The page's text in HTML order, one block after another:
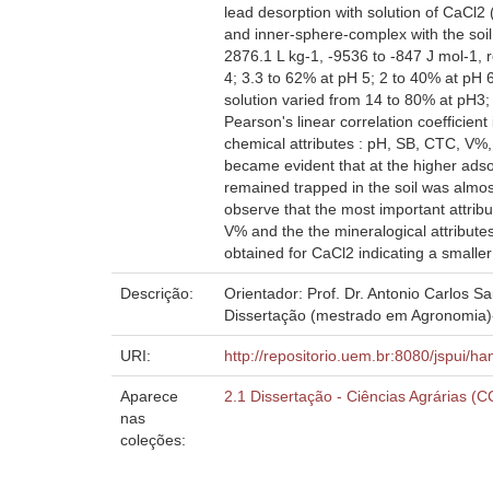
lead desorption with solution of
and inner-sphere-complex with the
2876.1 L kg-1, -9536 to -847 J mol-1,
4; 3.3 to 62% at pH 5; 2 to 40% at pH
solution varied from 14 to 80% at
Pearson's linear correlation
chemical attributes : pH, SB, CTC,
became evident that at the higher
remained trapped in the soil was
observe that the most important
V% and the the mineralogical
obtained for CaCl2 indicating a
Descrição:
Orientador: Prof. Dr. Antonio Carlos
Dissertação (mestrado em
URI: http://repositorio.uem.br:8080/jspui/
Aparece
nas
coleções:
2.1 Dissertação - Ciências Agrárias